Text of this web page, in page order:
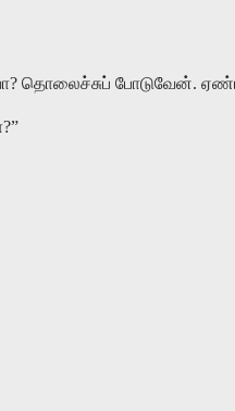
தொலைச்சுப் போடுவேன்.